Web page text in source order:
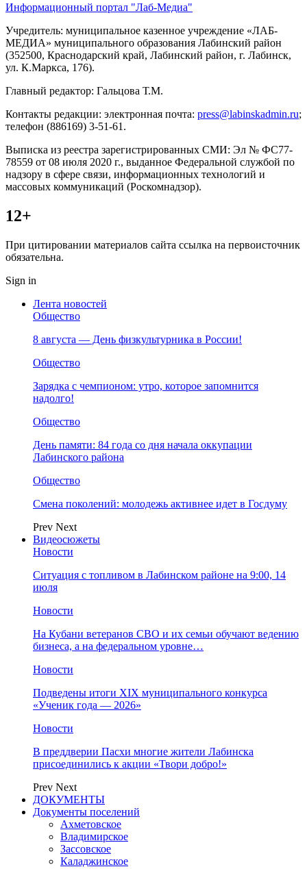
Информационный портал "Лаб-Медиа"
Учредитель: муниципальное казенное учреждение «ЛАБ-
МЕДИА» муниципального образования Лабинский район
(352500, Краснодарский край, Лабинский район, г. Лабинск,
ул. К.Маркса, 176).
Главный редактор: Гальцова Т.М.
Контакты редакции: электронная почта: press@labinskadmin.ru;
телефон (886169) 3-51-61.
Выписка из реестра зарегистрированных СМИ: Эл № ФС77-
78559 от 08 июля 2020 г., выданное Федеральной службой по
надзору в сфере связи, информационных технологий и
массовых коммуникаций (Роскомнадзор).
12+
При цитировании материалов сайта ссылка на первоисточник
обязательна.
Sign in
Лента новостей
Общество
8 августа — День физкультурника в России!
Общество
Зарядка с чемпионом: утро, которое запомнится
надолго!
Общество
День памяти: 84 года со дня начала оккупации
Лабинского района
Общество
Смена поколений: молодежь активнее идет в Госдуму
Prev Next
Видеосюжеты
Новости
Ситуация с топливом в Лабинском районе на 9:00, 14
июля
Новости
На Кубани ветеранов СВО и их семьи обучают ведению
бизнеса, а на федеральном уровне…
Новости
Подведены итоги XIX муниципального конкурса
«Ученик года — 2026»
Новости
В преддверии Пасхи многие жители Лабинска
присоединились к акции «Твори добро!»
Prev Next
ДОКУМЕНТЫ
Документы поселений
Ахметовское
Владимирское
Зассовское
Каладжинское